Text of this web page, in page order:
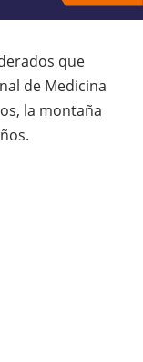
que
de Medicina
la montaña